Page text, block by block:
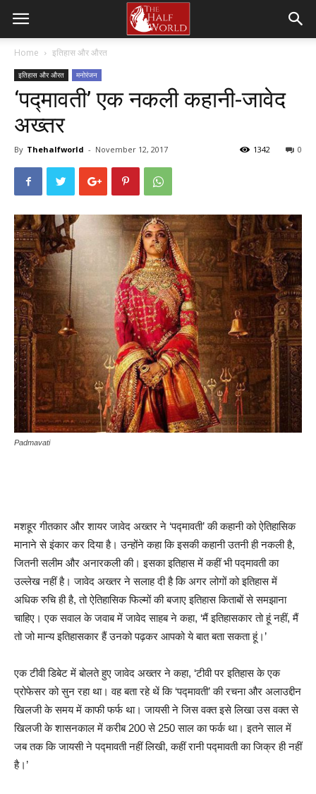
Home इतिहास और औरत
इतिहास और औरत मनोरंजन
‘पद्मावती’ एक नकली कहानी-जावेद
अख्तर
By Thehalfworld - November 12, 2017 0
1342
Padmavati
मशहूर गीतकार और शायर जावेद अख्तर ने ‘पद्मावती’ की कहानी को ऐतिहासिक
मानाने से इंकार कर दिया है। उन्होंने कहा कि इसकी कहानी उतनी ही नकली है,
जितनी सलीम और अनारकली की। इसका इतिहास में कहीं भी पद्मावती का
उल्लेख नहीं है। जावेद अख्तर ने सलाह दी है कि अगर लोगों को इतिहास में
अधिक रुचि ही है, तो ऐतिहासिक फिल्मों की बजाए इतिहास किताबों से समझाना
चाहिए। एक सवाल के जवाब में जावेद साहब ने कहा, ‘मैं इतिहासकार तो हूं नहीं, मैं
तो जो मान्य इतिहासकार हैं उनको पढ़कर आपको ये बात बता सकता हूं।’
एक टीवी डिबेट में बोलते हुए जावेद अख्तर ने कहा, ‘टीवी पर इतिहास के एक
प्रोफेसर को सुन रहा था। वह बता रहे थें कि ‘पद्मावती’ की रचना और अलाउद्दीन
खिलजी के समय में काफी फर्फ था। जायसी ने जिस वक्त इसे लिखा उस वक्त से
खिलजी के शासनकाल में करीब 200 से 250 साल का फर्क था। इतने साल में
जब तक कि जायसी ने पद्मावती नहीं लिखी, कहीं रानी पद्मावती का जिक्र ही नहीं
है।’